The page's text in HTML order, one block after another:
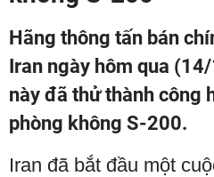
Hãng thông tấn bán
Iran ngày hôm qua
này đã thử thành công
phòng không S-200.
Iran đã bắt đầu một